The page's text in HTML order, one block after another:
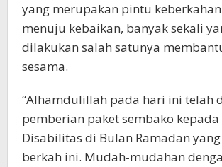
yang merupakan pintu
menuju kebaikan, banyak sekali
dilakukan salah satunya
sesama.
“Alhamdulillah pada hari ini telah
pemberian paket sembako kepada
Disabilitas di Bulan Ramadan
berkah ini. Mudah-mudahan